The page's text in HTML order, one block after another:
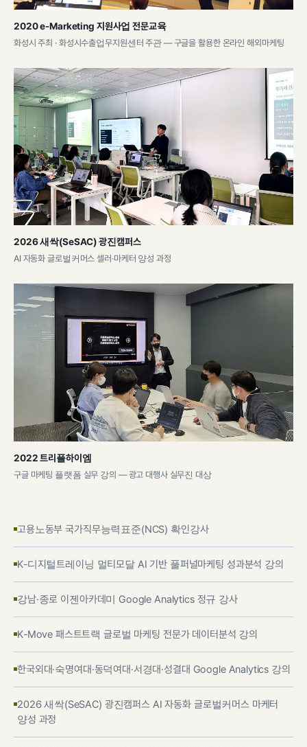
2020 e-Marketing 지원사업 전문교육
화성시 주최 · 화성시수출업무지원센터 주관 — 구글을 활용한 온라인 해외마케팅
2026 새싹(SeSAC) 광진캠퍼스
AI 자동화 글로벌커머스 셀러·마케터 양성 과정
2022 트리플하이엠
구글 마케팅 플랫폼 실무 강의 — 광고 대행사 실무진 대상
고용노동부 국가직무능력표준(NCS) 확인강사
K-디지털트레이닝 멀티모달 AI 기반 풀퍼널마케팅 성과분석 강의
강남·종로 이젠아카데미 Google Analytics 정규 강사
K-Move 패스트트랙 글로벌 마케팅 전문가 데이터분석 강의
한국외대·숙명여대·동덕여대·서경대·성결대 Google Analytics 강의
2026 새싹(SeSAC) 광진캠퍼스 AI 자동화 글로벌커머스 마케터
양성 과정